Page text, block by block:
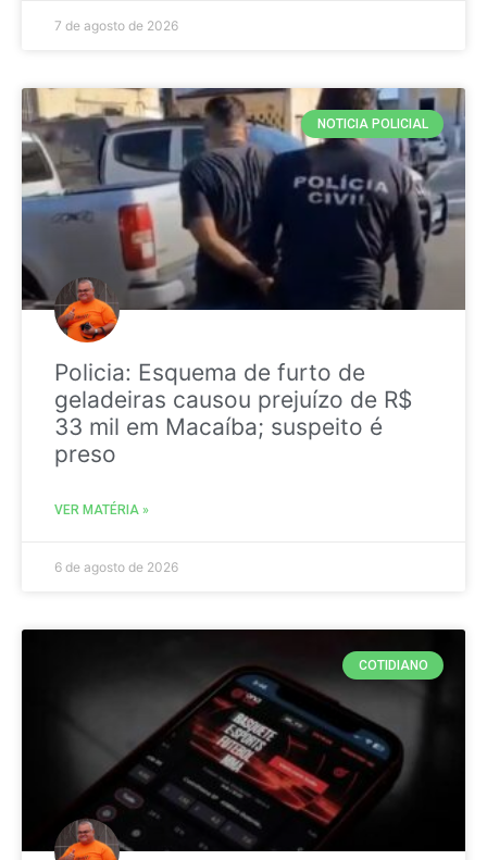
7 de agosto de 2026
NOTICIA POLICIAL
Policia: Esquema de furto de
geladeiras causou prejuízo de R$
33 mil em Macaíba; suspeito é
preso
VER MATÉRIA »
6 de agosto de 2026
COTIDIANO